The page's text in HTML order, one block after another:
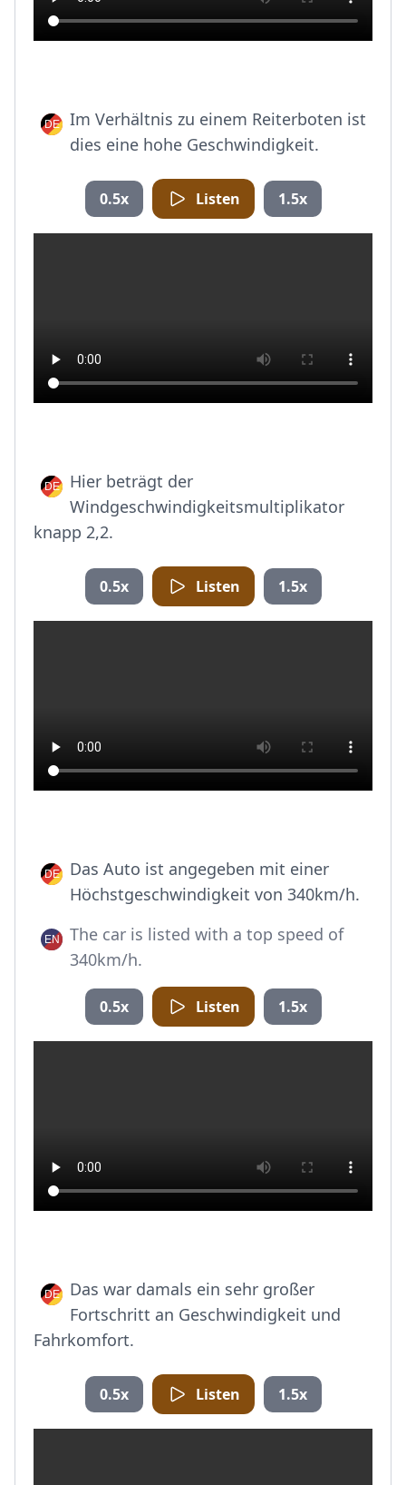
Im Verhältnis zu einem Reiterboten ist
dies eine hohe Geschwindigkeit.
0.5x Listen 1.5x
Hier beträgt der
Windgeschwindigkeitsmultiplikator
knapp 2,2.
0.5x Listen 1.5x
Das Auto ist angegeben mit einer
Höchstgeschwindigkeit von 340km/h.
The car is listed with a top speed of
340km/h.
0.5x Listen 1.5x
Das war damals ein sehr großer
Fortschritt an Geschwindigkeit und
Fahrkomfort.
0.5x Listen 1.5x